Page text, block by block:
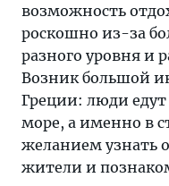
возможность
роскошно из-за
разного уровня и
Возник большой
Греции: люди едут
море, а именно в
желанием узнать
жители и